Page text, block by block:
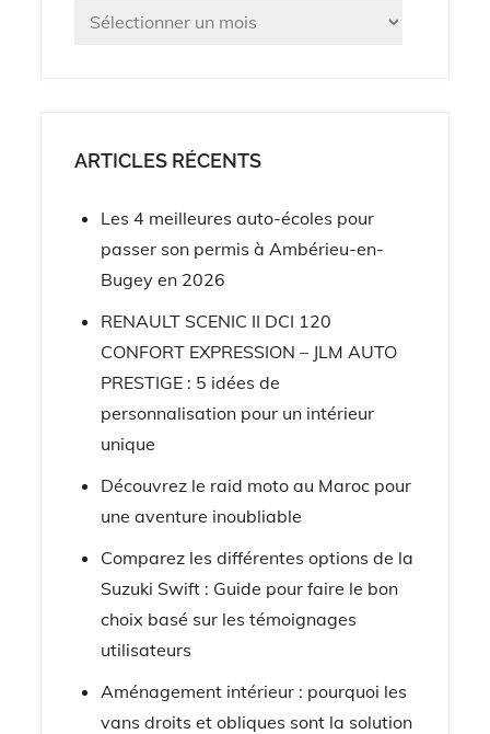
Archives
ARTICLES RÉCENTS
Les 4 meilleures auto-écoles pour
passer son permis à Ambérieu-en-
Bugey en 2026
RENAULT SCENIC II DCI 120
CONFORT EXPRESSION – JLM AUTO
PRESTIGE : 5 idées de
personnalisation pour un intérieur
unique
Découvrez le raid moto au Maroc pour
une aventure inoubliable
Comparez les différentes options de la
Suzuki Swift : Guide pour faire le bon
choix basé sur les témoignages
utilisateurs
Aménagement intérieur : pourquoi les
vans droits et obliques sont la solution